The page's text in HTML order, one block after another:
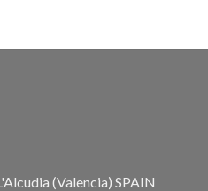
(Valencia) SPAIN